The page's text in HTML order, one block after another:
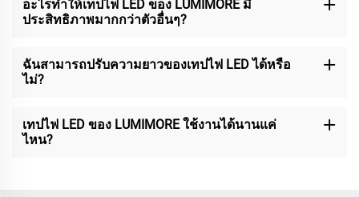
อะไรทำให้เทปไฟ LED ของ LUMIMORE มี
ประสิทธิภาพมากกว่าตัวอื่นๆ?
ฉันสามารถปรับความยาวของเทปไฟ LED ได้หรือ
ไม่?
เทปไฟ LED ของ LUMIMORE ใช้งานได้นานแค่
ไหน?